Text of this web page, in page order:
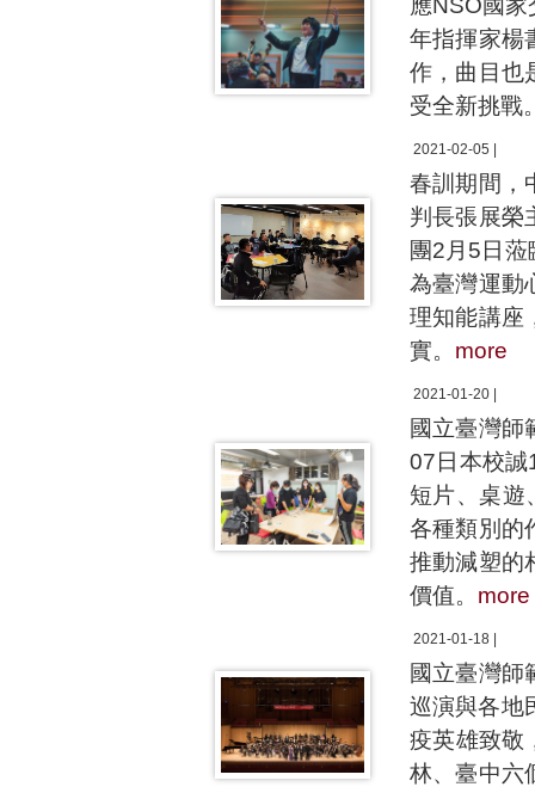
應NSO國
年指揮家楊
作，曲目也
受全新挑戰
2021-02-05 |
春訓期間，
判長張展榮
團2月5日
為臺灣運動
理知能講座
實。 more
2021-01-20 |
國立臺灣師
07日本校誠
短片、桌遊
各種類別的
推動減塑的
價值。 more
2021-01-18 |
國立臺灣師
巡演與各地
疫英雄致敬
林、臺中六